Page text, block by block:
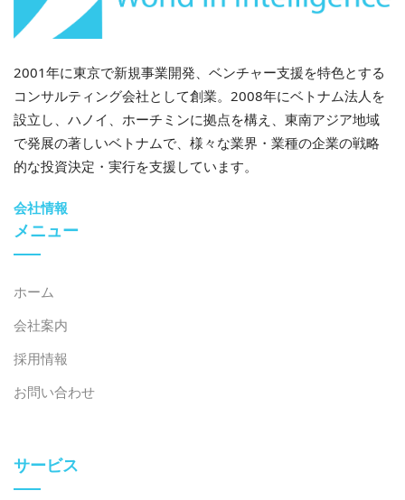
市場調査は企業が効果的な市場参入戦略を構築する上で
非常に重要な役割を果たすのです。
質問3:ベトナムでスマートホームが中流階級の顧客基盤
を拡大するのに役立っている主な要因は何ですか?
答え：
B&Company は 3 つの重要な要素を特定しています。
– First, prices have decreased significantly. Today,
hundred thousand VND to around VND 1 million,
while a relatively complete solution package for a
middle-class household is around VND 15–20 million,
which is affordable for this segment. Competition
more options at suitable price points.
2001年に東京で新規事業開発、ベンチャー支援を特色とする
コンサルティング会社として創業。2008年にベトナム法人を
設立し、ハノイ、ホーチミンに拠点を構え、東南アジア地域
で発展の著しいベトナムで、様々な業界・業種の企業の戦略
的な投資決定・実行を支援しています。
会社情報
メニュー
ホーム
会社案内
採用情報
お問い合わせ
サービス